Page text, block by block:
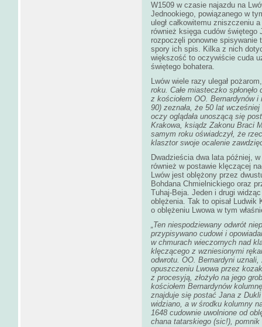
W1509 w czasie najazdu na
Jednookiego, powiązanego w
uległ całkowitemu zniszczeniu
również księga cudów świętego
rozpoczęli ponowne
spory ich spis. Kilka z nich
większość to oczywiście cuda
świętego bohatera.
Lwów wiele razy ulegał pożarom,
roku. Całe miasteczko
z kościołem OO. Bernardynów
90) zeznała, że 50 lat
oczy oglądała unoszącą się
Krakowa, ksiądz Zakonu Braci
samym roku oświadczył, że
klasztor swoje ocalenie
Dwadzieścia dwa lata później,
również w postawie klęczącej
Lwów jest oblężony przez
Bohdana Chmielnickiego oraz
Tuhaj-Beja. Jeden i drugi
oblężenia. Tak to opisał
o oblężeniu Lwowa w tym
„Ten niespodziewany odwrót
przypisywano cudowi i
w chmurach wieczornych nad
klęczącego z wzniesionymi
odwrotu. OO. Bernardyni uznali,
opuszczeniu Lwowa przez
z procesyją, złożyło na jego
kościołem Bernardynów
znajduje się postać Jana z
widziano, a w środku kolumny
1648 cudownie uwolnione od
chana tatarskiego (sic!), pomnik